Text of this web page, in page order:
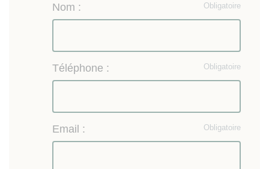
Obligatoire
Nom :
Obligatoire
Téléphone :
Obligatoire
Email :